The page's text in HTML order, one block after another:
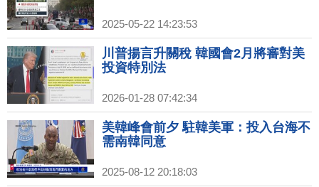
2025-05-22 14:23:53
川普揚言升關稅 韓國會2月將審對美
投資特別法
2026-01-28 07:42:34
美韓峰會前夕 駐韓美軍：投入台海不
需南韓同意
2025-08-12 20:18:03